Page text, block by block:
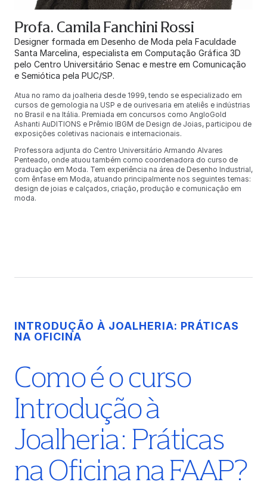
Profa. Camila Fanchini Rossi
Designer formada em Desenho de Moda pela Faculdade
Santa Marcelina, especialista em Computação Gráfica 3D
pelo Centro Universitário Senac e mestre em Comunicação
e Semiótica pela PUC/SP.
Atua no ramo da joalheria desde 1999, tendo se especializado em
cursos de gemologia na USP e de ourivesaria em ateliês e indústrias
no Brasil e na Itália. Premiada em concursos como AngloGold
Ashanti AuDITIONS e Prêmio IBGM de Design de Joias, participou de
exposições coletivas nacionais e internacionais.
Professora adjunta do Centro Universitário Armando Alvares
Penteado, onde atuou também como coordenadora do curso de
graduação em Moda. Tem experiência na área de Desenho Industrial,
com ênfase em Moda, atuando principalmente nos seguintes temas:
design de joias e calçados, criação, produção e comunicação em
moda.
INTRODUÇÃO À JOALHERIA: PRÁTICAS
NA OFICINA
Como é o curso
Introdução à
Joalheria: Práticas
na Oficina na FAAP?